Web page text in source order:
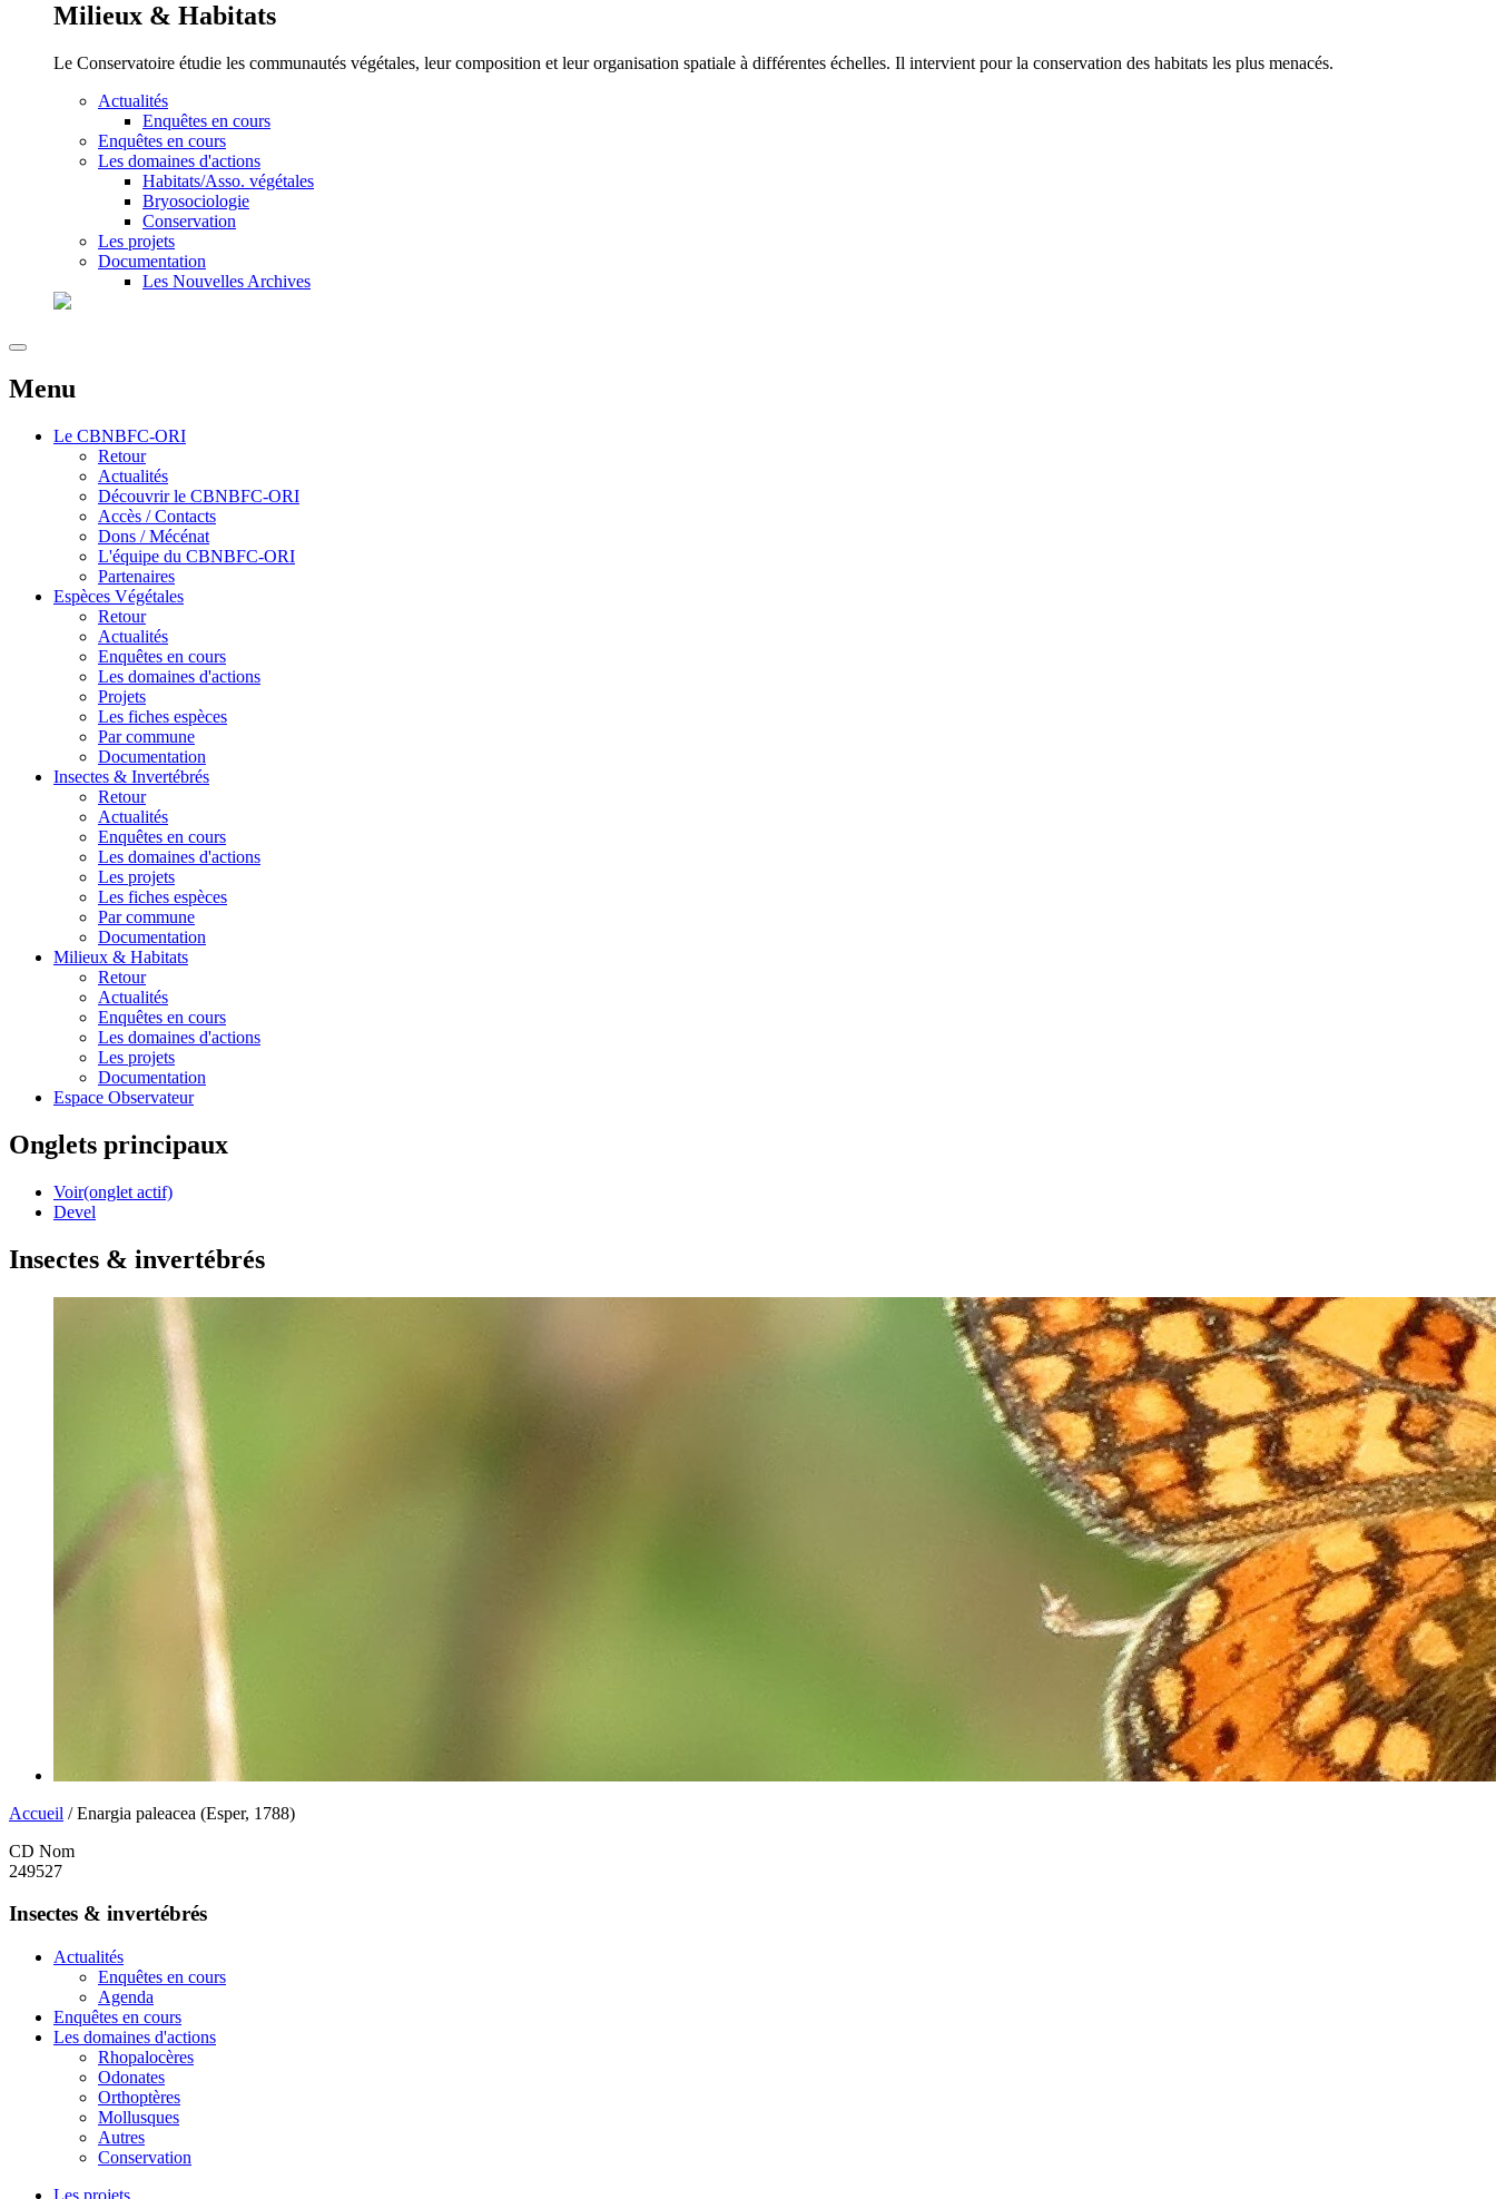
Milieux & Habitats
Le Conservatoire étudie les communautés végétales, leur composition et leur organisation spatiale à différentes échelles. Il intervient pour la conservation des habitats les plus menacés.
Actualités
Enquêtes en cours
Enquêtes en cours
Les domaines d'actions
Habitats/Asso. végétales
Bryosociologie
Conservation
Les projets
Documentation
Les Nouvelles Archives
Menu
Le CBNBFC-ORI
Retour
Actualités
Découvrir le CBNBFC-ORI
Accès / Contacts
Dons / Mécénat
L'équipe du CBNBFC-ORI
Partenaires
Espèces Végétales
Retour
Actualités
Enquêtes en cours
Les domaines d'actions
Projets
Les fiches espèces
Par commune
Documentation
Insectes & Invertébrés
Retour
Actualités
Enquêtes en cours
Les domaines d'actions
Les projets
Les fiches espèces
Par commune
Documentation
Milieux & Habitats
Retour
Actualités
Enquêtes en cours
Les domaines d'actions
Les projets
Documentation
Espace Observateur
Onglets principaux
Voir(onglet actif)
Devel
Insectes & invertébrés
Accueil / Enargia paleacea (Esper, 1788)
CD Nom
249527
Insectes & invertébrés
Actualités
Enquêtes en cours
Agenda
Enquêtes en cours
Les domaines d'actions
Rhopalocères
Odonates
Orthoptères
Mollusques
Autres
Conservation
Les projets